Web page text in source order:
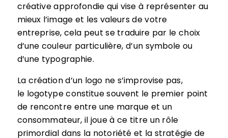
créative approfondie qui vise à représenter au
mieux l’image et les valeurs de votre
entreprise, cela peut se traduire par le choix
d’une couleur particulière, d’un symbole ou
d’une typographie.
La création d’un logo ne s’improvise pas,
le logotype constitue souvent le premier point
de rencontre entre une marque et un
consommateur, il joue à ce titre un rôle
primordial dans la notoriété et la stratégie de